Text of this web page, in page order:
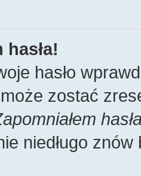
hasła!
hasło
zostać
niedługo